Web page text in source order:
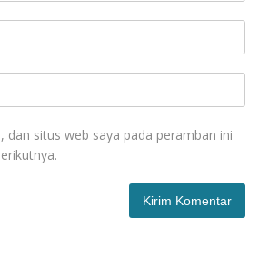
dan situs web saya pada peramban ini